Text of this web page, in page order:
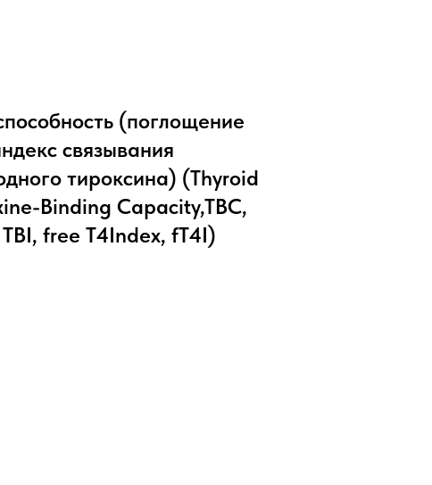
(поглощение
связывания
тироксина) (Thyroid
Binding Capacity,TBC,
free T4Index, fT4I)